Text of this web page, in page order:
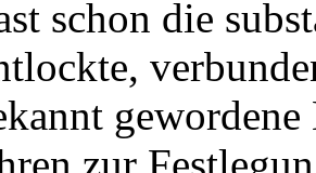
schon die
zur